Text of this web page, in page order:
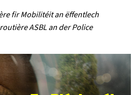
fir Mobilitéit an ëffentlech
ASBL an der Police